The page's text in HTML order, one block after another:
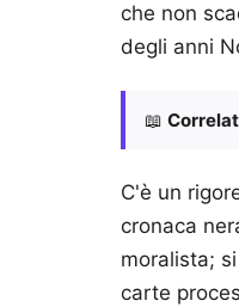
che non
degli anni
📖
C'è un
cronaca
moralista;
carte